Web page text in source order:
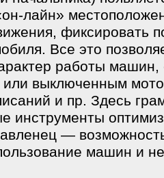
лайн»
фиксировать
Все это
работы машин,
выключенным
и пр. Здесь
инструменты
—
машин и